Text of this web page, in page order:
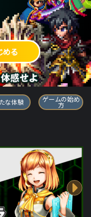
める
ヒーローズ
な体験 ゲームの始め
方